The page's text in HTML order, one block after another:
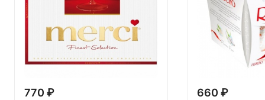
770 ₽ 660 ₽